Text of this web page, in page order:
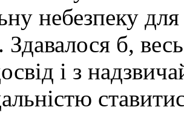
небезпеку
Здавалося б,
і з